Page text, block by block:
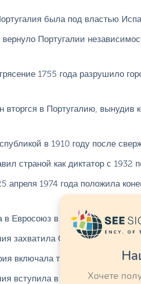
была под властью
вернуло Португалии
1755 года разрушило
вторгся в Португалию, вынудив
в 1910 году после
страной как диктатор с 1932
апреля 1974 года положила
в Евросоюз в 1986 году.
захватила Сеуту, начав
включала территории в
вступила в Первую мировую
Хочете